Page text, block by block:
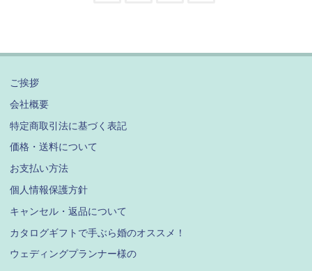
ド"
札
た！"
稿
ペ
ー
送
り
ご挨拶
会社概要
特定商取引法に基づく表記
価格・送料について
お支払い方法
個人情報保護方針
キャンセル・返品について
カタログギフトで手ぶら婚のオススメ！
ウェディングプランナー様の